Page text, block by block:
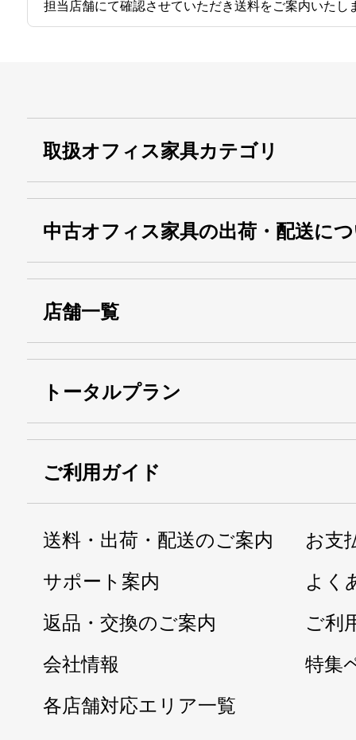
担当店舗にて確認させていただき送料をご案内いたし
取扱オフィス家具カテゴリ
中古オフィス家具の出荷・配送に
店舗一覧
トータルプラン
ご利用ガイド
送料・出荷・配送のご案内
お支
サポート案内
よく
返品・交換のご案内
ご利
会社情報
特集
各店舗対応エリア一覧